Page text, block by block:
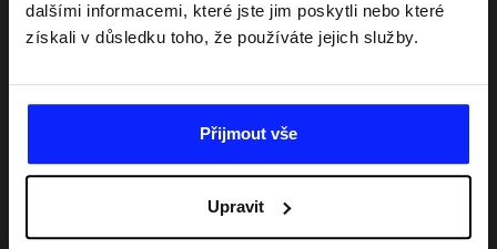
dalšími informacemi, které jste jim poskytli nebo které
získali v důsledku toho, že používáte jejich služby.
Přijmout vše
Upravit